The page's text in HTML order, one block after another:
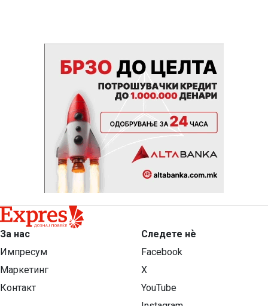
За нас
Импресум
Маркетинг
Контакт
Следете нѐ
Facebook
X
YouTube